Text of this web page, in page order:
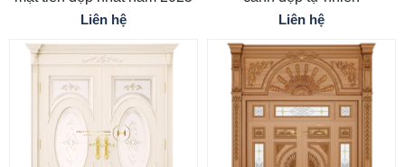
Liên hệ
Liên hệ